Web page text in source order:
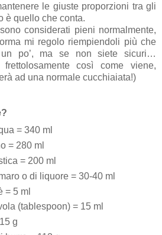
le giuste proporzioni tra gli
è quello che conta.
considerati pieni normalmente,
mi regolo riempiendoli più che
po’, ma se non siete sicuri…
così come viene,
ad una normale cucchiaiata!)
= 340 ml
= 280 ml
= 200 ml
o di liquore = 30-40 ml
= 5 ml
(tablespoon) = 15 ml
g